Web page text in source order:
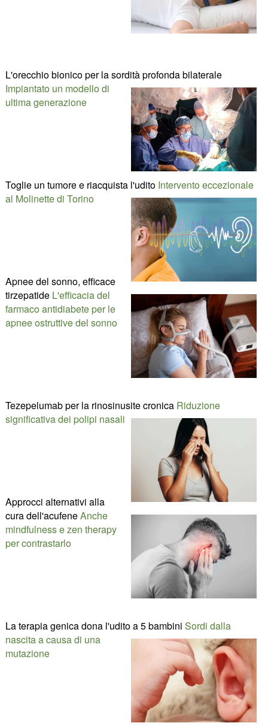
L'orecchio bionico per la sordità profonda bilaterale
Impiantato un modello di
ultima generazione
Toglie un tumore e riacquista l'udito Intervento eccezionale
al Molinette di Torino
Apnee del sonno, efficace
tirzepatide L'efficacia del
farmaco antidiabete per le
apnee ostruttive del sonno
Tezepelumab per la rinosinusite cronica Riduzione
significativa dei polipi nasali
Approcci alternativi alla
cura dell'acufeneAnche
mindfulness e zen therapy
per contrastarlo
La terapia genica dona l'udito a 5 bambini Sordi dalla
nascita a causa di una
mutazione